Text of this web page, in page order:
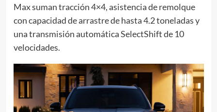
Max suman tracción 4×4, asistencia de remolque
con capacidad de arrastre de hasta 4.2 toneladas y
una transmisión automática SelectShift de 10
velocidades.